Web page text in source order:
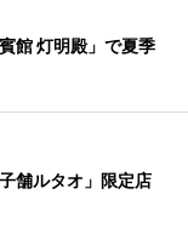
館 灯明殿」で夏季
舗ルタオ」限定店